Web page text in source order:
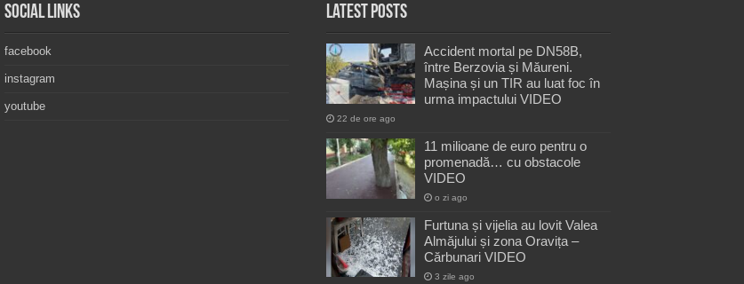
Social Links
facebook
instagram
youtube
Latest Posts
Accident mortal pe DN58B,
între Berzovia și Măureni.
Mașina și un TIR au luat foc în
urma impactului VIDEO
22 de ore ago
11 milioane de euro pentru o
promenadă… cu obstacole
VIDEO
o zi ago
Furtuna și vijelia au lovit Valea
Almăjului și zona Oravița –
Cărbunari VIDEO
3 zile ago